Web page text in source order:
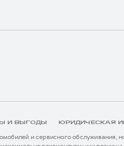
И ВЫГОДЫ ЮРИДИЧЕСКАЯ
и сервисного обслуживания,